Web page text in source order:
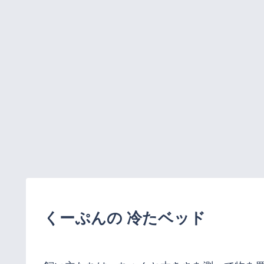
くーぷんの 冷たベッド